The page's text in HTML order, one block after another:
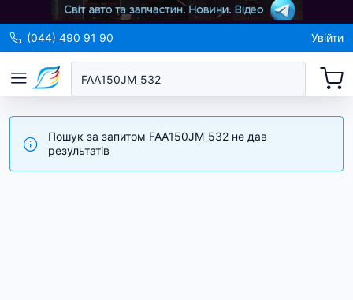
(044) 490 91 90 Увійти
Пошук за запитом FAA150JM_532 не дав
результатів